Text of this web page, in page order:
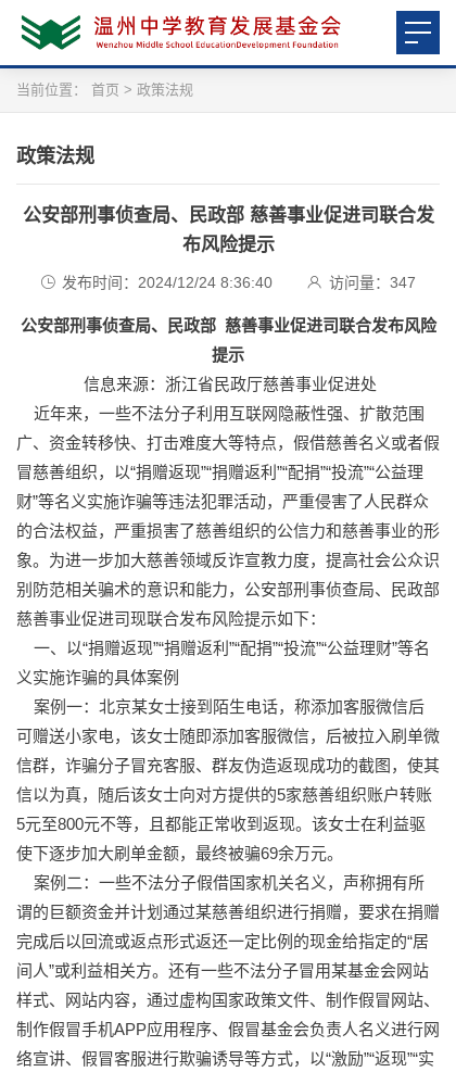
当前位置： 首页 > 政策法规
政策法规
公安部刑事侦查局、民政部 慈善事业促进司联合发
布风险提示
发布时间：2024/12/24 8:36:40 访问量： 347
公安部刑事侦查局、民政部 慈善事业促进司联合发布风险
提示
信息来源：浙江省民政厅慈善事业促进处
近年来，一些不法分子利用互联网隐蔽性强、扩散范围
广、资金转移快、打击难度大等特点，假借慈善名义或者假
冒慈善组织，以“捐赠返现”“捐赠返利”“配捐”“投流”“公益理
财”等名义实施诈骗等违法犯罪活动，严重侵害了人民群众
的合法权益，严重损害了慈善组织的公信力和慈善事业的形
象。为进一步加大慈善领域反诈宣教力度，提高社会公众识
别防范相关骗术的意识和能力，公安部刑事侦查局、民政部
慈善事业促进司现联合发布风险提示如下：
一、以“捐赠返现”“捐赠返利”“配捐”“投流”“公益理财”等名
义实施诈骗的具体案例
案例一：北京某女士接到陌生电话，称添加客服微信后
可赠送小家电，该女士随即添加客服微信，后被拉入刷单微
信群，诈骗分子冒充客服、群友伪造返现成功的截图，使其
信以为真，随后该女士向对方提供的5家慈善组织账户转账
5元至800元不等，且都能正常收到返现。该女士在利益驱
使下逐步加大刷单金额，最终被骗69余万元。
案例二：一些不法分子假借国家机关名义，声称拥有所
谓的巨额资金并计划通过某慈善组织进行捐赠，要求在捐赠
完成后以回流或返点形式返还一定比例的现金给指定的“居
间人”或利益相关方。还有一些不法分子冒用某基金会网站
样式、网站内容，通过虚构国家政策文件、制作假冒网站、
制作假冒手机APP应用程序、假冒基金会负责人名义进行网
络宣讲、假冒客服进行欺骗诱导等方式，以“激励”“返现”“实